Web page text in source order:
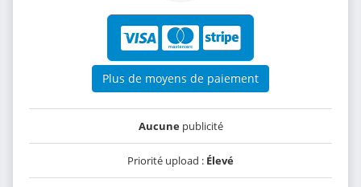
Plus de moyens de paiement
Aucunepublicité
Priorité upload : Élevé